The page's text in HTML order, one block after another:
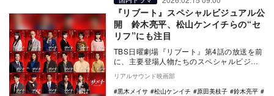
『リブート』スペシャルビジュアル公
開 鈴木亮平、松山ケンイチらの“セ
リフ”にも注目
TBS日曜劇場『リブート』第4話の放送を前
に、主要登場人物たちのスペシャルビジュ
アルが公開された。 TVerで『リブート』を
み…
リアルサウンド映画部
黒木メイサ
松山ケンイチ 原田美枝子
鈴木亮平